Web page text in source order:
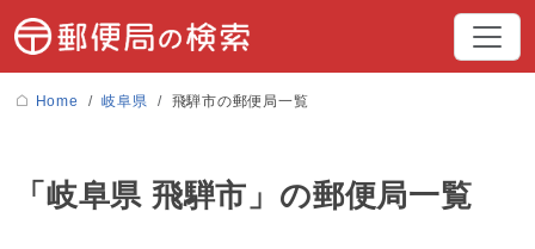
Home 岐阜県 飛騨市の郵便局一覧
「岐阜県 飛騨市」の郵便局一覧